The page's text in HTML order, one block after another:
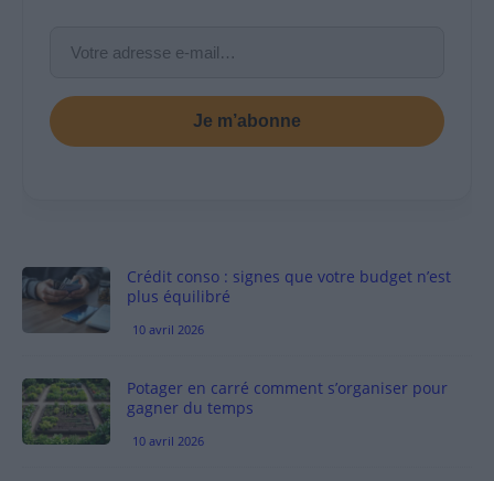
Je m’abonne
Crédit conso : signes que votre budget n’est
plus équilibré
10 avril 2026
Potager en carré comment s’organiser pour
gagner du temps
10 avril 2026